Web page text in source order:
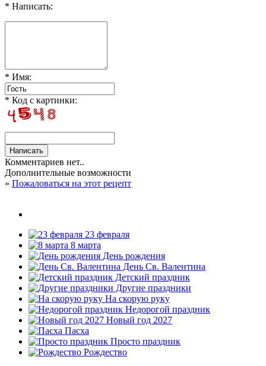
* Написать:
* Имя:
* Код с картинки:
Комментариев нет..
Дополнительные возможности
» Пожаловаться на этот рецепт
23 февраля
8 марта
День рождения
День Св. Валентина
Детский праздник
Другие праздники
На скорую руку
Недорогой праздник
Новый год 2027
Пасха
Просто праздник
Рождество